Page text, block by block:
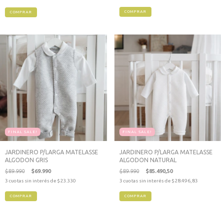
COMPRAR COMPRAR
FINAL SALE!
JARDINERO P/LARGA MATELASSE
ALGODON GRIS
$89.990 $69.990
3 cuotas sin interés de$23.330
COMPRAR
FINAL SALE!
JARDINERO P/LARGA MATELASSE
ALGODON NATURAL
$89.990 $85.490,50
3 cuotas sin interés de$28.496,83
COMPRAR